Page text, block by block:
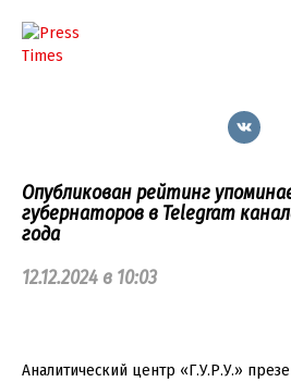
контенту
Опубликован рейтинг
губернаторов в Telegram
года
12.12.2024 в 10:03
Аналитический центр «Г.У.Р.У.»